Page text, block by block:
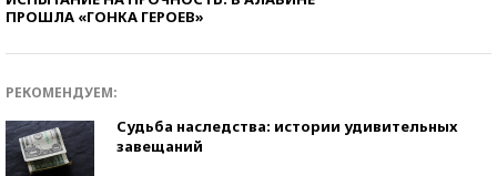
ПРОШЛА «ГОНКА ГЕРОЕВ»
РЕКОМЕНДУЕМ:
Судьба наследства: истории удивительных
завещаний